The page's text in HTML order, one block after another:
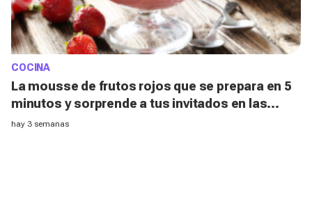
COCINA
La mousse de frutos rojos que se prepara en 5
minutos y sorprende a tus invitados en las
noches de verano
hay 3 semanas